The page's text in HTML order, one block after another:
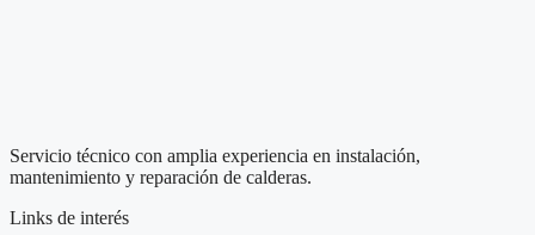
Servicio técnico con amplia experiencia en instalación,
mantenimiento y reparación de calderas.
Links de interés